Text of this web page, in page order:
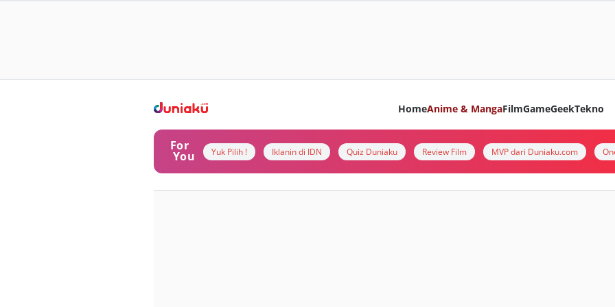
HomeAnime & MangaFilmGameGeekTekno
For
You Yuk Pilih ! Iklanin di IDN Quiz Duniaku Review Film MVP dari Duniaku.com